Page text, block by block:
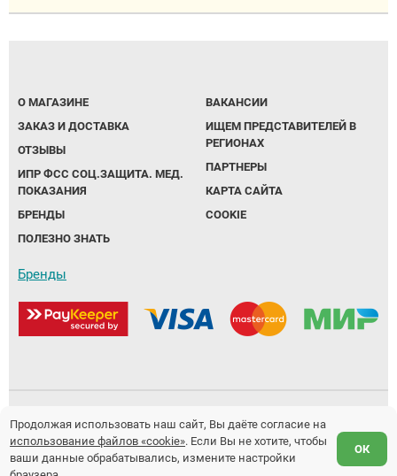
О МАГАЗИНЕ
ЗАКАЗ И ДОСТАВКА
ОТЗЫВЫ
ИПР ФСС СОЦ.ЗАЩИТА. МЕД.
ПОКАЗАНИЯ
БРЕНДЫ
ПОЛЕЗНО ЗНАТЬ
ВАКАНСИИ
ИЩЕМ ПРЕДСТАВИТЕЛЕЙ В
РЕГИОНАХ
ПАРТНЕРЫ
КАРТА САЙТА
COOKIE
Бренды
Политика обработки персональных данных
Предложение не является публичной офертой.
Продолжая использовать наш сайт, Вы даёте согласие на
использование файлов «cookie». Если Вы не хотите, чтобы
ваши данные обрабатывались, измените настройки
ОК